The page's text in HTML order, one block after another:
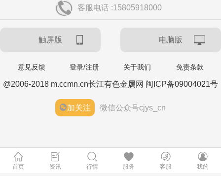
客服电话 :15805918000
触屏版 电脑版
意见反馈 登录/注册 关于我们 免责条款
@2006-2018 m.ccmn.cn长江有色金属网 闽ICP备09004021号
加关注 微信公众号cjys_cn
首页 资讯 行情 服务 客服 我的